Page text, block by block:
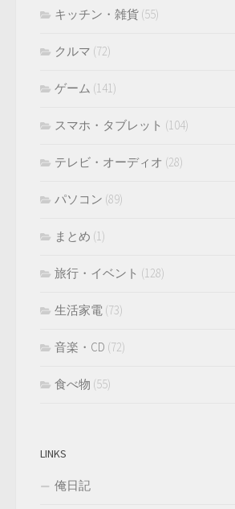
キッチン・雑貨 (55)
クルマ (72)
ゲーム (141)
スマホ・タブレット (104)
テレビ・オーディオ (28)
パソコン (89)
まとめ (1)
旅行・イベント (128)
生活家電 (73)
音楽・CD (72)
食べ物 (55)
LINKS
俺日記